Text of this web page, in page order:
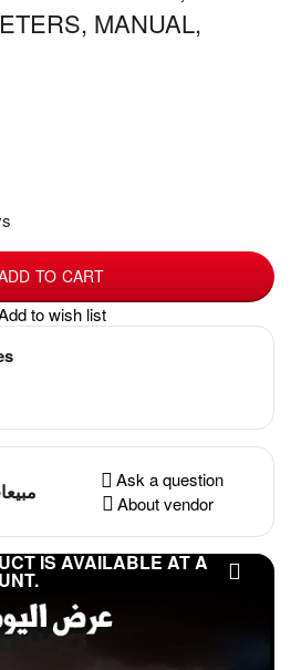
MANUAL,
TO CART
to wish list
Ask a question
About vendor
IS AVAILABLE AT A